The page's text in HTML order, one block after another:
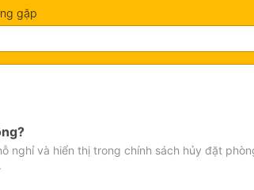
gặp
nghỉ và hiển thị trong chính sách hủy đặt